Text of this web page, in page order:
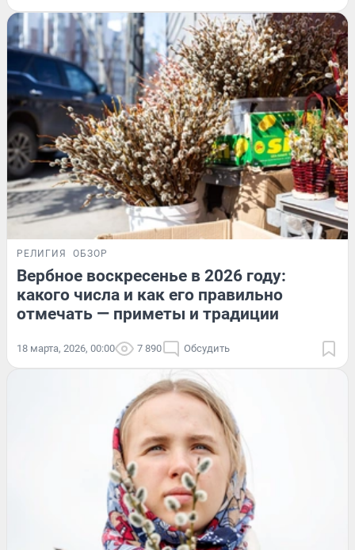
РЕЛИГИЯ ОБЗОР
Вербное воскресенье в 2026 году:
какого числа и как его правильно
отмечать — приметы и традиции
18 марта, 2026, 00:00 7 890 Обсудить